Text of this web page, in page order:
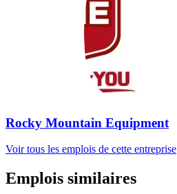
Rocky Mountain Equipment
Voir tous les emplois de cette entreprise
Emplois similaires